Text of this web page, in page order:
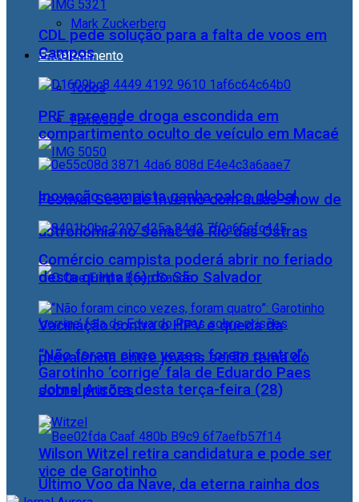
Mark Zuckerberg
Entretenimento
Todos
Famosos
Festival Sesc de Inverno com aulas-show de
astronomia no Senac de Rio das Ostras
Vacinação contra o HPV e queda da
prevalência entre jovens serão tema do
Jornal Aurora desta terça-feira (28)
Último Voo da Nave, da eterna rainha dos
CDL pede solução para a falta de voos em
Campos
PRF apreende droga escondida em
compartimento oculto de veículo em Macaé
Inovação campista ganha palco global
Comércio campista poderá abrir no feriado
desta quinta (6) do São Salvador
“Não foram cinco vezes, foram quatro”:
Garotinho ‘corrige’ fala de Eduardo Paes
sobre prisões
Wilson Witzel retira candidatura e pode ser
vice de Garotinho